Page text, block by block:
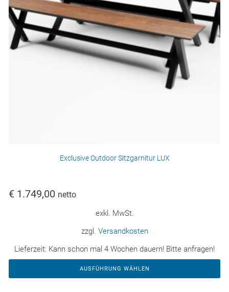
Exclusive Outdoor Sitzgarnitur LUX
€ 1.749,00 netto
exkl. MwSt.
zzgl. Versandkosten
Lieferzeit: Kann schon mal 4 Wochen dauern! Bitte anfragen!
AUSFÜHRUNG WÄHLEN